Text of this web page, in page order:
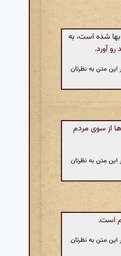
شده است، به
آورد.
متن به نظرتان
از سوی مردم
متن به نظرتان
است.
متن به نظرتان